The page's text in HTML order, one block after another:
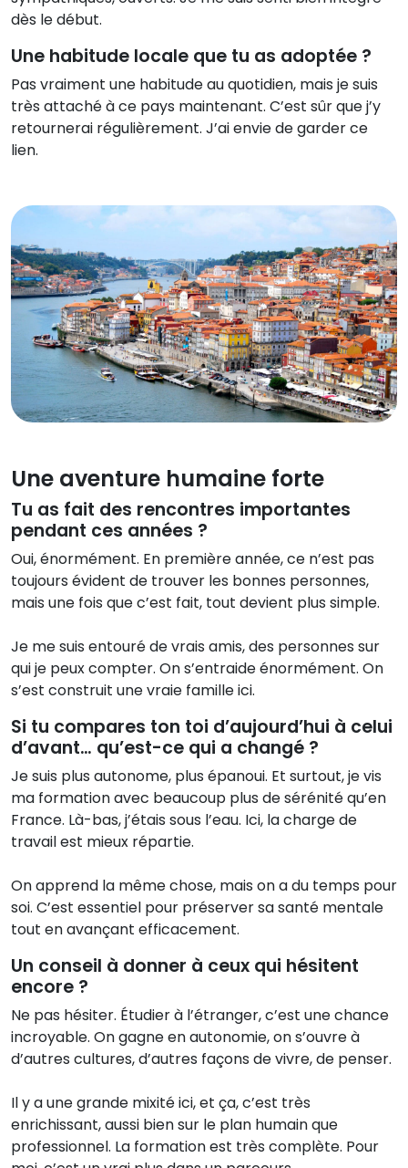
dès le début.
Une habitude locale que tu as adoptée ?
Pas vraiment une habitude au quotidien, mais je suis
très attaché à ce pays maintenant. C’est sûr que j’y
retournerai régulièrement. J’ai envie de garder ce
lien.
Une aventure humaine forte
Tu as fait des rencontres importantes
pendant ces années ?
Oui, énormément. En première année, ce n’est pas
toujours évident de trouver les bonnes personnes,
mais une fois que c’est fait, tout devient plus simple.
Je me suis entouré de vrais amis, des personnes sur
qui je peux compter. On s’entraide énormément. On
s’est construit une vraie famille ici.
Si tu compares ton toi d’aujourd’hui à celui
d’avant… qu’est-ce qui a changé ?
Je suis plus autonome, plus épanoui. Et surtout, je vis
ma formation avec beaucoup plus de sérénité qu’en
France. Là-bas, j’étais sous l’eau. Ici, la charge de
travail est mieux répartie.
On apprend la même chose, mais on a du temps pour
soi. C’est essentiel pour préserver sa santé mentale
tout en avançant efficacement.
Un conseil à donner à ceux qui hésitent
encore ?
Ne pas hésiter. Étudier à l’étranger, c’est une chance
incroyable. On gagne en autonomie, on s’ouvre à
d’autres cultures, d’autres façons de vivre, de penser.
Il y a une grande mixité ici, et ça, c’est très
enrichissant, aussi bien sur le plan humain que
professionnel. La formation est très complète. Pour